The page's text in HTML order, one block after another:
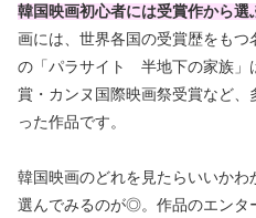
韓国映画初心者には受賞作から選
画には、世界各国の受賞歴をもつ
の「パラサイト 半地下の家族」
賞・カンヌ国際映画祭受賞など
った作品です。
韓国映画のどれを見たらいいか
選んでみるのが◎。作品のエンタ